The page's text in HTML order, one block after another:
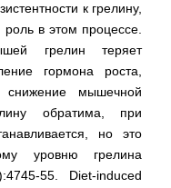
к грелину,
в этом процессе.
грелин теряет
гормона роста,
снижение мышечной
обратима, при
но это
уровню грелина
55. Diet-induced